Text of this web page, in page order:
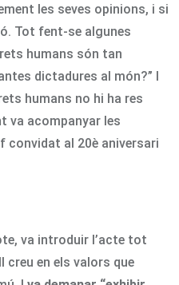
les seves opinions, i si
Tot fent-se algunes
humans són tan
dictadures al món?” I
humans no hi ha res
va acompanyar les
convidat al 20è aniversari
va introduir l’acte tot
creu en els valors que